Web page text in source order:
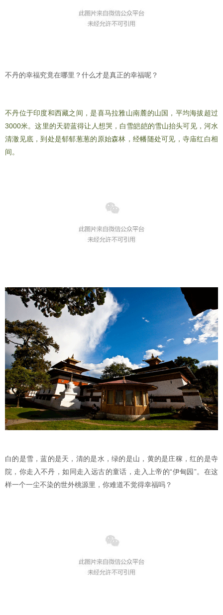
不丹的幸福究竟在哪里？什么才是真正的幸福呢？
不丹位于印度和西藏之间，是喜马拉雅山南麓的山国，平均海拔超过
3000米。这里的天碧蓝得让人想哭，白雪皑皑的雪山抬头可见，河水
清澈见底，到处是郁郁葱葱的原始森林，经幡随处可见，寺庙红白相
间。
白的是雪，蓝的是天，清的是水，绿的是山，黄的是庄稼，红的是寺
院，你走入不丹，如同走入远古的童话，走入上帝的“伊甸园”。在这
样一个一尘不染的世外桃源里，你难道不觉得幸福吗？